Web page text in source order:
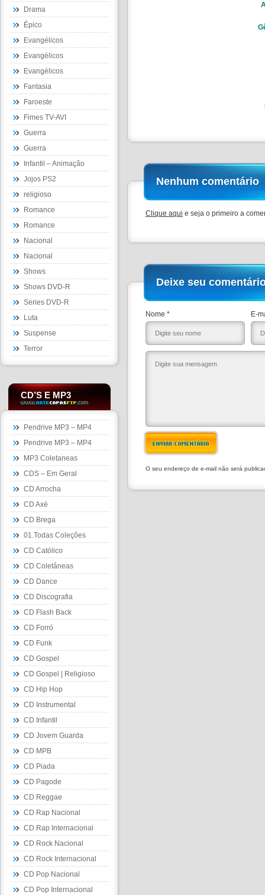
Drama
Épico
Evangélicos
Evangélicos
Evangélicos
Fantasia
Faroeste
Fimes TV-AVI
Guerra
Guerra
Infantil – Animação
Jojos PS2
religioso
Romance
Romance
Nacional
Nacional
Shows
Shows DVD-R
Series DVD-R
Luta
Suspense
Terror
CD’S E MP3
Pendrive MP3 – MP4
Pendrive MP3 – MP4
MP3 Coletaneas
CDS – Em Geral
CD Arrocha
CD Axé
CD Brega
01.Todas Coleções
CD Católico
CD Coletâneas
CD Dance
CD Discografia
CD Flash Back
CD Forró
CD Funk
CD Gospel
CD Gospel | Religioso
CD Hip Hop
CD Instrumental
CD Infantil
CD Jovem Guarda
CD MPB
CD Piada
CD Pagode
CD Reggae
CD Rap Nacional
CD Rap Internacional
CD Rock Nacional
CD Rock Internacional
CD Pop Nacional
CD Pop Internacional
Nenhum comentário
Clique aqui e seja o primeiro a
Deixe seu
Nome * E-
ENVIAR COMENTÁRIO
O seu endereço de e-mail não será